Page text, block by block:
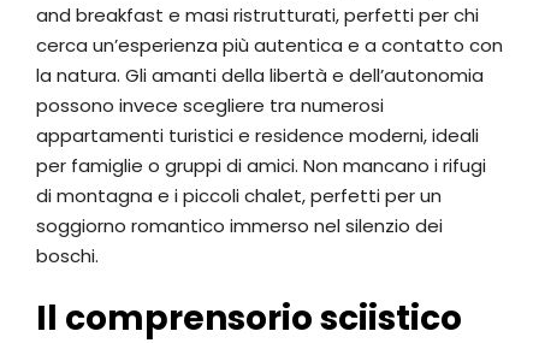
and breakfast e masi ristrutturati, perfetti per chi
cerca un’esperienza più autentica e a contatto con
la natura. Gli amanti della libertà e dell’autonomia
possono invece scegliere tra numerosi
appartamenti turistici e residence moderni, ideali
per famiglie o gruppi di amici. Non mancano i rifugi
di montagna e i piccoli chalet, perfetti per un
soggiorno romantico immerso nel silenzio dei
boschi.
Il comprensorio sciistico